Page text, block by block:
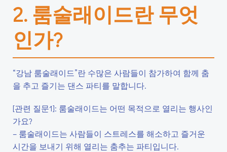
2. 룸술래이드란 무엇
인가?
“강남 룸술래이드”란 수많은 사람들이 참가하여 함께 춤
을 추고 즐기는 댄스 파티를 말합니다.
[관련 질문1]: 룸술래이드는 어떤 목적으로 열리는 행사인
가요?
– 룸술래이드는 사람들이 스트레스를 해소하고 즐거운
시간을 보내기 위해 열리는 춤추는 파티입니다.